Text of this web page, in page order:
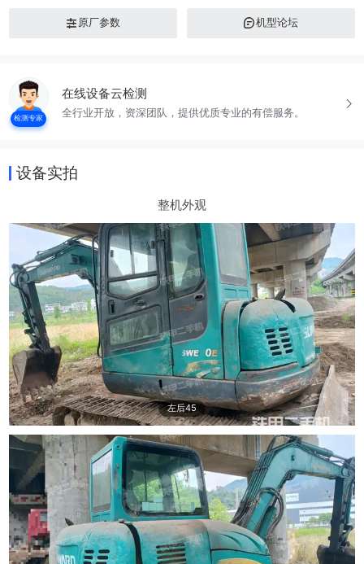
原厂参数 机型论坛
检测专家
在线设备云检测
全行业开放，资深团队，提供优质专业的有偿服务。
设备实拍
整机外观
左后45